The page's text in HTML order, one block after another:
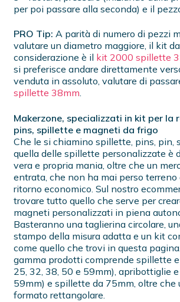
per poi passare alla seconda) e il
PRO Tip: A parità di numero di pezzi
valutare un diametro maggiore, il kit
considerazione è il kit 2000 spillette
si preferisce andare direttamente
venduta in assoluto, valutare di
spillette 38mm.
Makerzone, specializzati in kit per la
pins, spillette e magneti da frigo
Che le si chiamino spillette, pins, pin,
quella delle spillette personalizzate è
vera e propria mania, oltre che un
entrata, che non ha mai perso
ritorno economico. Sul nostro
trovare tutto quello che serve per
magneti personalizzati in piena
Basteranno una taglierina circolare,
stampo della misura adatta e un kit
come quello che trovi in questa
gamma prodotti comprende spillette
25, 32, 38, 50 e 59mm), apribottiglie
59mm) e spillette da 75mm, oltre che
formato rettangolare.